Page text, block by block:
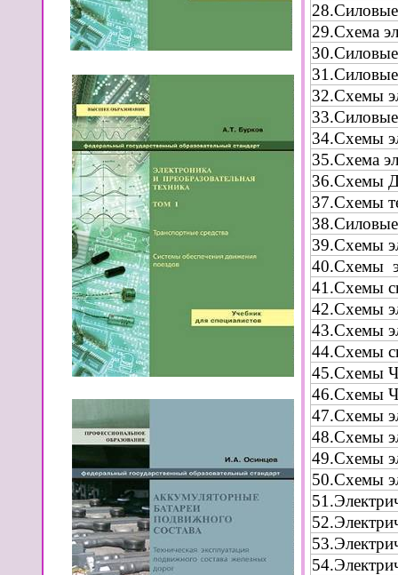
29.Схема
32.Схемы
34.Схемы
35.Схема
36.Схемы
37.Схемы
39.Схемы
40.Схемы
41.Схемы
42.Схемы
43.Схемы
44.Схемы
45.Схемы
46.Схемы
47.Схемы
48.Схемы
49.Схемы
50.Схемы